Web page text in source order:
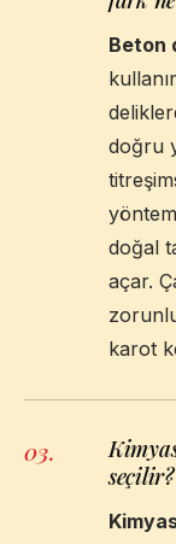
Beton
doğru
doğal
açar.
karot
03.
seçilir?